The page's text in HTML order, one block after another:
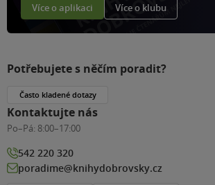
Více o aplikaci Více o klubu
Potřebujete s něčím poradit?
Často kladené dotazy
Kontaktujte nás
Po–Pá: 8:00–17:00
542 220 320
poradime@knihydobrovsky.cz